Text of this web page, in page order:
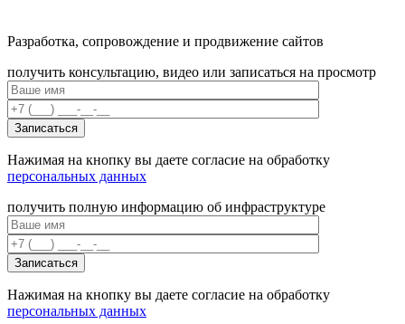
Разработка, сопровождение и продвижение сайтов
получить консультацию, видео или записаться на просмотр
Нажимая на кнопку вы даете согласие на обработку
персональных данных
получить полную информацию об инфраструктуре
Нажимая на кнопку вы даете согласие на обработку
персональных данных